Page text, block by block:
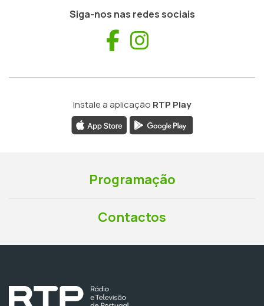
Siga-nos nas redes sociais
Facebook
Instale a aplicação RTP Play
Programação
Contactos